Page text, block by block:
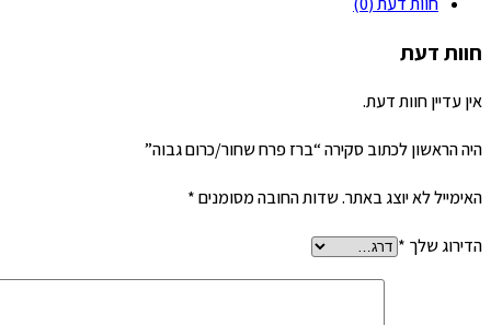
שחור/כרום
גבוה
חוות דעת
אין עדיין חוות דעת.
היה הראשון לכתוב סקירה “ברז פרח שחור/כרום גבוה”
האימייל לא יוצג באתר.שדות החובה מסומנים*
הדירוג שלך*